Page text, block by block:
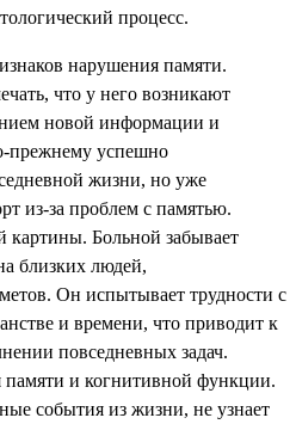
процесс.
нарушения памяти.
что у него возникают
новой информации и
прежнему успешно
жизни, но уже
из-за проблем с памятью.
картины. Больной забывает
близких людей,
Он испытывает трудности с
и времени, что приводит к
повседневных задач.
и когнитивной функции.
события из жизни, не узнает